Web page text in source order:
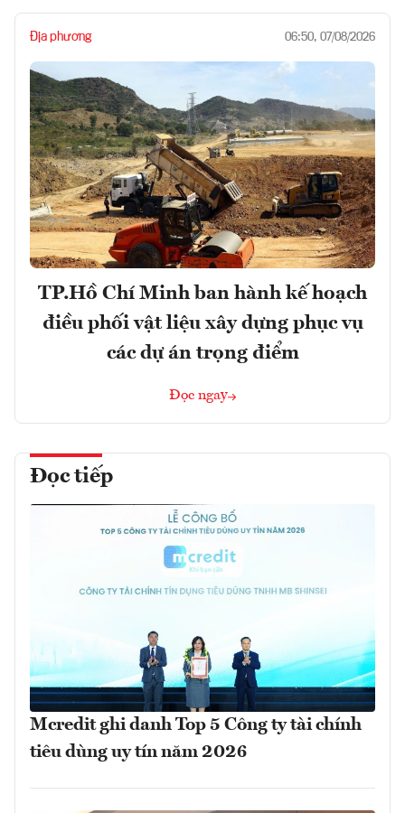
Địa phương 06:50, 07/08/2026
TP.Hồ Chí Minh ban hành kế hoạch
điều phối vật liệu xây dựng phục vụ
các dự án trọng điểm
Đọc ngay
Đọc tiếp
Mcredit ghi danh Top 5 Công ty tài chính
tiêu dùng uy tín năm 2026